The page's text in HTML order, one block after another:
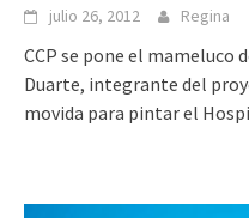
julio 26, 2012 Regina
CCP se pone el mameluco
Duarte, integrante del
movida para pintar el